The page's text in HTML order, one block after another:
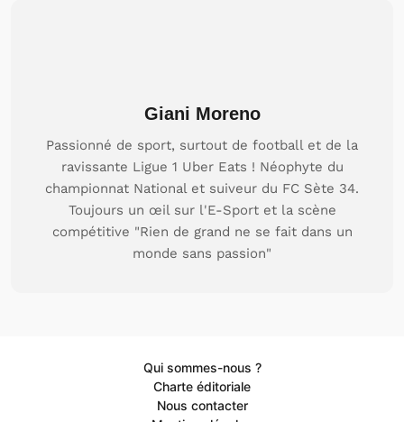
Giani Moreno
Passionné de sport, surtout de football et de la
ravissante Ligue 1 Uber Eats ! Néophyte du
championnat National et suiveur du FC Sète 34.
Toujours un œil sur l'E-Sport et la scène
compétitive "Rien de grand ne se fait dans un
monde sans passion"
Qui sommes-nous ?
Charte éditoriale
Nous contacter